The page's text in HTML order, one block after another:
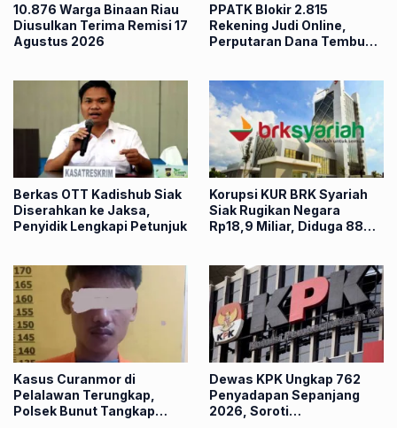
10.876 Warga Binaan Riau
Diusulkan Terima Remisi 17
Agustus 2026
PPATK Blokir 2.815
Rekening Judi Online,
Perputaran Dana Tembus
Berkas OTT Kadishub Siak
Diserahkan ke Jaksa,
Penyidik Lengkapi Petunjuk
Korupsi KUR BRK Syariah
Siak Rugikan Negara
Rp18,9 Miliar, Diduga 88
Kasus Curanmor di
Pelalawan Terungkap,
Polsek Bunut Tangkap
Dewas KPK Ungkap 762
Penyadapan Sepanjang
2026, Soroti